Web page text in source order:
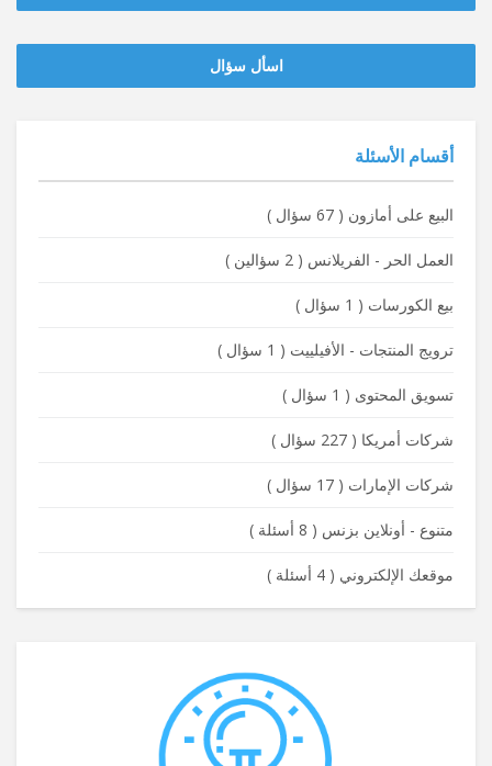
‫‫اسأل سؤال
أقسام الأسئلة
البيع على أمازون ( 67 سؤال )
العمل الحر - الفريلانس ( 2 سؤالين )
بيع الكورسات ( 1 سؤال )
ترويج المنتجات - الأفيلييت ( 1 سؤال )
تسويق المحتوى ( 1 سؤال )
شركات أمريكا ( 227 سؤال )
شركات الإمارات ( 17 سؤال )
متنوع - أونلاين بزنس ( 8 أسئلة )
موقعك الإلكتروني ( 4 أسئلة )